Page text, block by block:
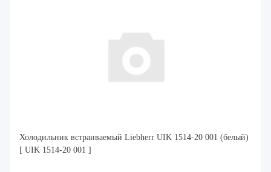
Холодильник встраиваемый Liebherr UIK 1514-20 001 (белый)
[ UIK 1514-20 001 ]